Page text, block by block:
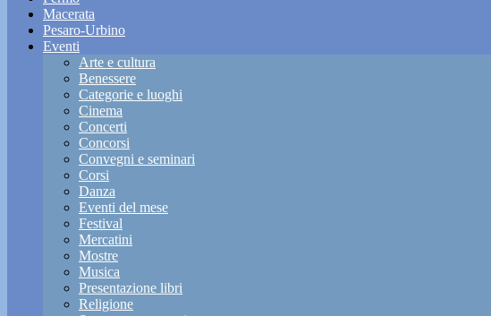
Macerata
Pesaro-Urbino
Eventi
Arte e cultura
Benessere
Categorie e luoghi
Cinema
Concerti
Concorsi
Convegni e seminari
Corsi
Danza
Eventi del mese
Festival
Mercatini
Mostre
Musica
Presentazione libri
Religione